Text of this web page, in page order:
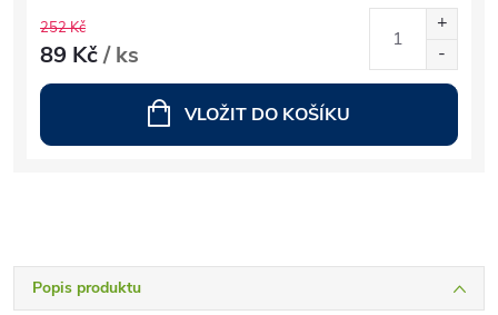
252 Kč
89 Kč/ ks
VLOŽIT DO KOŠÍKU
Popis produktu